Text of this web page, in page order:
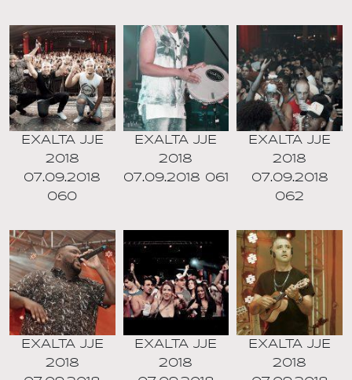
EXALTA JJE
2018
07.09.2018
060
EXALTA JJE
2018
07.09.2018 061
EXALTA JJE
2018
07.09.2018
062
EXALTA JJE
2018
EXALTA JJE
2018
EXALTA JJE
2018